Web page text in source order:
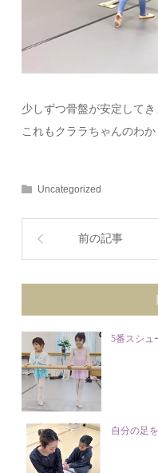
少しずつ骨盤が安定して
これもクララちゃんのわ
Uncategorized
前の記事
5番スシュ
自分の足